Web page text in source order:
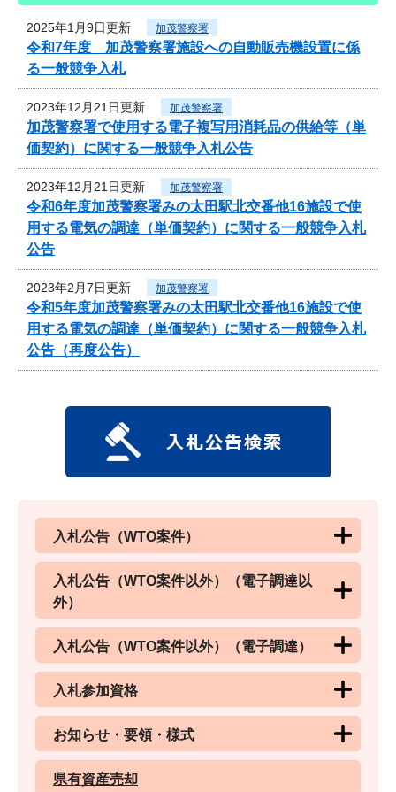
2025年1月9日更新 加茂警察署
令和7年度 加茂警察署施設への自動販売機設置に係
る一般競争入札
2023年12月21日更新 加茂警察署
加茂警察署で使用する電子複写用消耗品の供給等（単
価契約）に関する一般競争入札公告
2023年12月21日更新 加茂警察署
令和6年度加茂警察署みの太田駅北交番他16施設で使
用する電気の調達（単価契約）に関する一般競争入札
公告
2023年2月7日更新 加茂警察署
令和5年度加茂警察署みの太田駅北交番他16施設で使
用する電気の調達（単価契約）に関する一般競争入札
公告（再度公告）
入札公告（WTO案件）
入札公告（WTO案件以外）（電子調達以
外）
入札公告（WTO案件以外）（電子調達）
入札参加資格
お知らせ・要領・様式
県有資産売却